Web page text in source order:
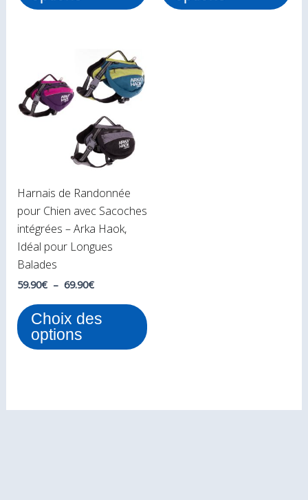
Harnais de Randonnée
pour Chien avec Sacoches
intégrées – Arka Haok,
Idéal pour Longues
Balades
59.90€ – 69.90€
Plage
de
prix :
59.90€
à
Choix des
options